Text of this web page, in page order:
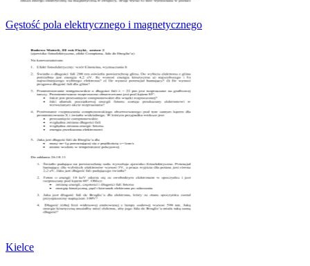
Gęstość pola elektrycznego i magnetycznego
Kielce